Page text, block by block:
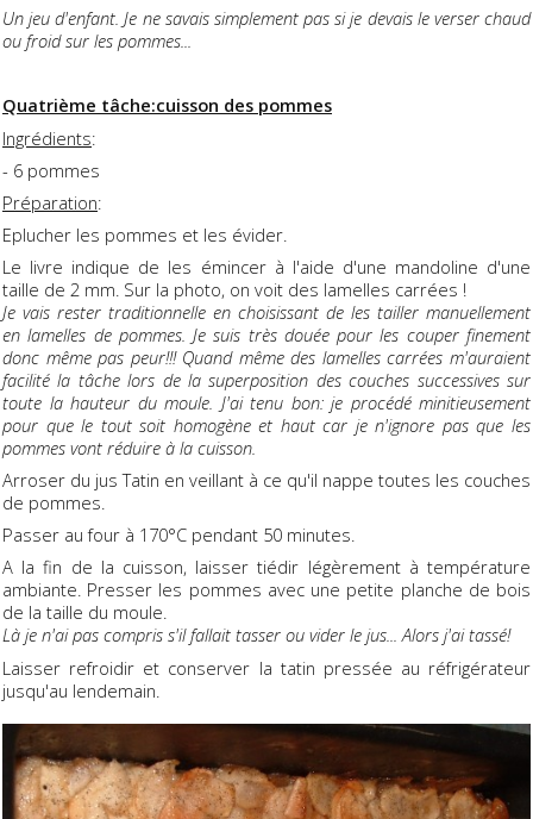
Un jeu d'enfant. Je ne savais simplement pas si je devais le verser chaud
ou froid sur les pommes...
Quatrième tâche:cuisson des pommes
Ingrédients:
- 6 pommes
Préparation:
Eplucher les pommes et les évider.
Le livre indique de les émincer à l'aide d'une mandoline d'une
taille de 2 mm. Sur la photo, on voit des lamelles carrées !
Je vais rester traditionnelle en choisissant de les tailler manuellement
en lamelles de pommes. Je suis très douée pour les couper finement
donc même pas peur!!! Quand même des lamelles carrées m'auraient
facilité la tâche lors de la superposition des couches successives sur
toute la hauteur du moule. J'ai tenu bon: je procédé minitieusement
pour que le tout soit homogène et haut car je n'ignore pas que les
pommes vont réduire à la cuisson.
Arroser du jus Tatin en veillant à ce qu'il nappe toutes les couches
de pommes.
Passer au four à 170°C pendant 50 minutes.
A la fin de la cuisson, laisser tiédir légèrement à température
ambiante. Presser les pommes avec une petite planche de bois
de la taille du moule.
Là je n'ai pas compris s'il fallait tasser ou vider le jus... Alors j'ai tassé!
Laisser refroidir et conserver la tatin pressée au réfrigérateur
jusqu'au lendemain.